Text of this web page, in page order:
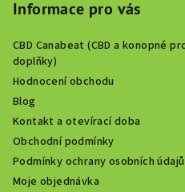
Informace pro vás
CBD Canabeat (CBD a konopné
doplňky)
Hodnocení obchodu
Blog
Kontakt a otevírací doba
Obchodní podmínky
Podmínky ochrany osobních údajů
Moje objednávka